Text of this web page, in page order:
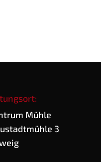
Mühle
3